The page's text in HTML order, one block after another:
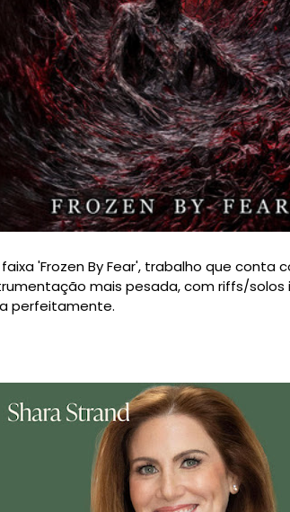
'Frozen By Fear', trabalho que conta
mais pesada, com riffs/
perfeitamente.